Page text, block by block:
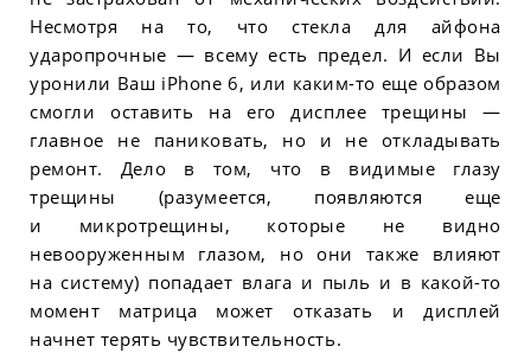
Несмотря на то, что стекла для айфона
ударопрочные — всему есть предел. И если Вы
уронили Ваш iPhone 6, или каким-то еще образом
смогли оставить на его дисплее трещины —
главное не паниковать, но и не откладывать
ремонт. Дело в том, что в видимые глазу
трещины (разумеется, появляются еще
и микротрещины, которые не видно
невооруженным глазом, но они также влияют
на систему) попадает влага и пыль и в какой-то
момент матрица может отказать и дисплей
начнет терять чувствительность.